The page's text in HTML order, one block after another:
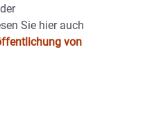
Sie hier auch
von